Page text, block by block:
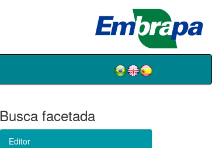
Busca facetada
Editor